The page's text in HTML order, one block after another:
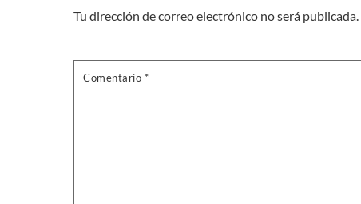
Tu dirección de correo electrónico no será publicada.
Comentario *